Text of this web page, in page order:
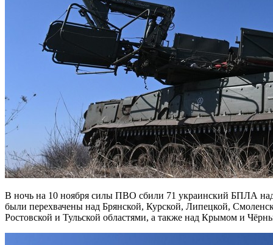
В ночь на 10 ноября силы ПВО сбили 71 украинский БПЛА над Россией, сообщили в Минобороны. Беспилотники
были перехвачены над Брянской, Курской, Липецкой,
Ростовской и Тульской областями, а также над Крымом и